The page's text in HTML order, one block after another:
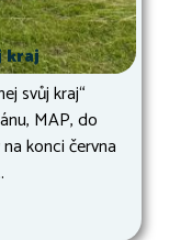
kraj
svůj kraj“
MAP, do
konci června